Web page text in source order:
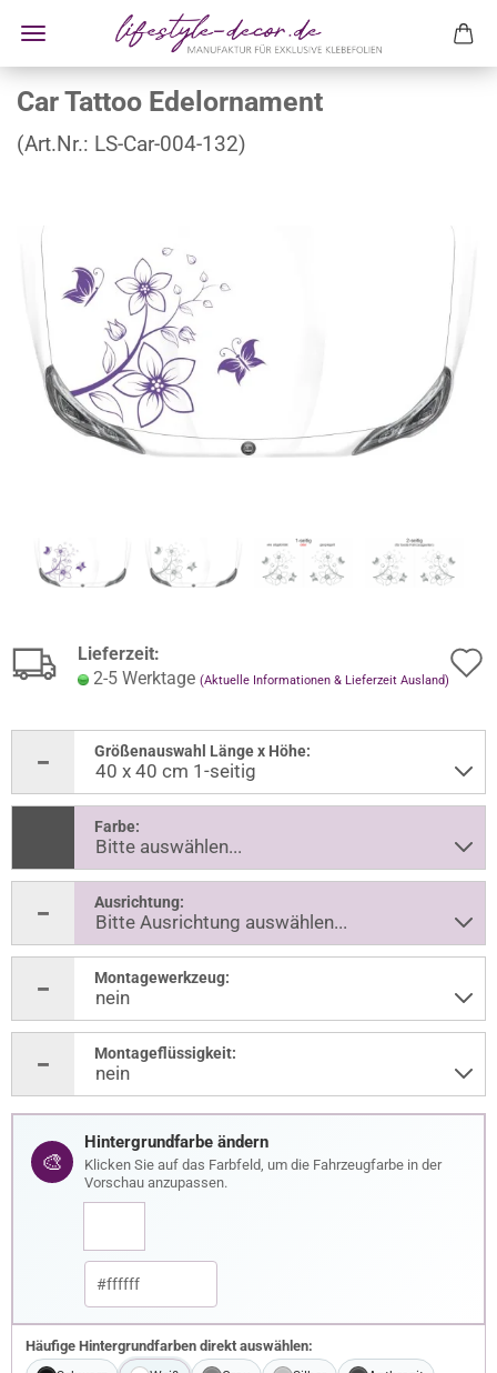
Car Tattoo Edelornament
(Art.Nr.: LS-Car-004-132)
Lieferzeit:
2-5 Werktage (Aktuelle Informationen & Lieferzeit Ausland)
Größenauswahl Länge x Höhe:
Farbe:
Ausrichtung:
Montagewerkzeug:
Montageflüssigkeit:
🎨
Hintergrundfarbe ändern
Klicken Sie auf das Farbfeld, um die Fahrzeugfarbe in der
Vorschau anzupassen.
Häufige Hintergrundfarben direkt auswählen: